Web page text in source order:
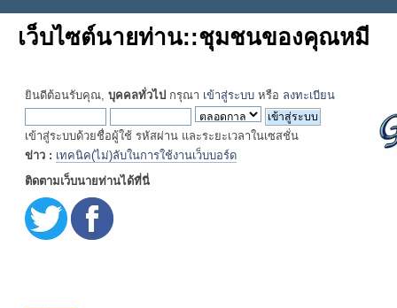
เว็บไซต์นายท่าน::ชุมชนของคุณหมี
ยินดีต้อนรับคุณ, บุคคลทั่วไป กรุณา เข้าสู่ระบบ หรือ ลงทะเบียน
เข้าสู่ระบบด้วยชื่อผู้ใช้ รหัสผ่าน และระยะเวลาในเซสชั่น
ข่าว : เทคนิค(ไม่)ลับในการใช้งานเว็บบอร์ด
ติดตามเว็บนายท่านได้ที่นี่